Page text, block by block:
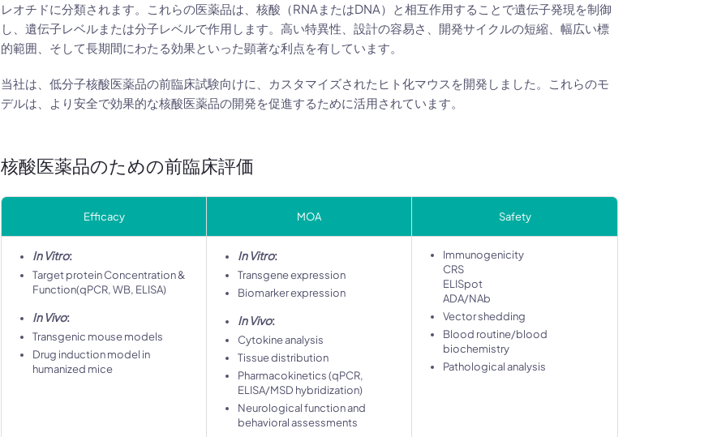
レオチドに分類されます。これらの医薬品は、核酸（RNAまたはDNA）と相互作用することで遺伝子発現を制御
し、遺伝子レベルまたは分子レベルで作用します。高い特異性、設計の容易さ、開発サイクルの短縮、幅広い標
的範囲、そして長期間にわたる効果といった顕著な利点を有しています。
当社は、低分子核酸医薬品の前臨床試験向けに、カスタマイズされたヒト化マウスを開発しました。これらのモ
デルは、より安全で効果的な核酸医薬品の開発を促進するために活用されています。
核酸医薬品のための前臨床評価
Efficacy MOA Safety
In Vitro:
Target protein Concentration &
Function(qPCR, WB, ELISA)
In Vivo:
Transgenic mouse models
Drug induction model in
humanized mice
In Vitro:
Transgene expression
Biomarker expression
In Vivo:
Cytokine analysis
Tissue distribution
Pharmacokinetics (qPCR,
ELISA/MSD hybridization)
Neurological function and
behavioral assessments
Immunogenicity
CRS
ELISpot
ADA/NAb
Vector shedding
Blood routine/blood
biochemistry
Pathological analysis